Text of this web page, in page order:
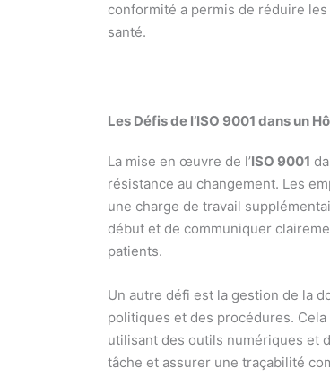
conformité a permis de réduire
santé.
Les Défis de l’ISO 9001 dans un
La mise en œuvre de l’ISO 9001
résistance au changement. Les
une charge de travail
début et de communiquer
patients.
Un autre défi est la gestion de la
politiques et des procédures.
utilisant des outils numériques et
tâche et assurer une traçabilité